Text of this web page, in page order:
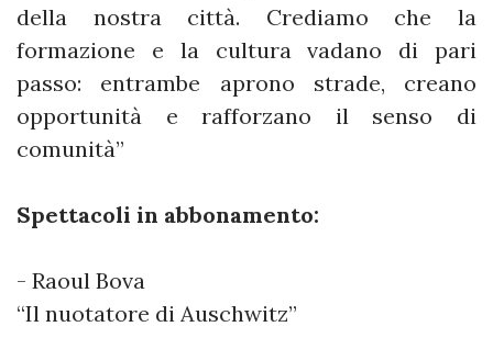
della nostra città. Crediamo che la
formazione e la cultura vadano di pari
passo: entrambe aprono strade, creano
opportunità e rafforzano il senso di
comunità”
Spettacoli in abbonamento:
- Raoul Bova
“Il nuotatore di Auschwitz”